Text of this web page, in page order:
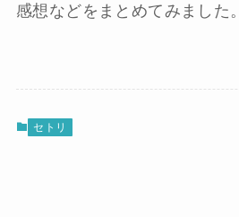
感想などをまとめてみました。
セトリ